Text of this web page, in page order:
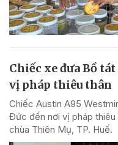
Chiếc xe đưa Bồ
vị pháp thiêu thân
Chiếc Austin A95
Đức đến nơi vị pháp thiêu
chùa Thiên Mụ, TP. Huế.